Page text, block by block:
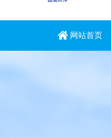
网站首页